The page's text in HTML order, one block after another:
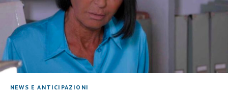
NEWS E ANTICIPAZIONI